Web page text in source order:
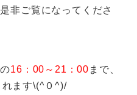
非ご覧になってくださ
16：00～21：00 まで、
れます\(^０^)/